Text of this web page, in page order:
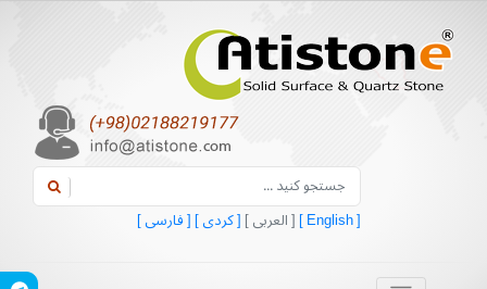
[ English ] [ العربی ][ کردی ][ فارسی ]